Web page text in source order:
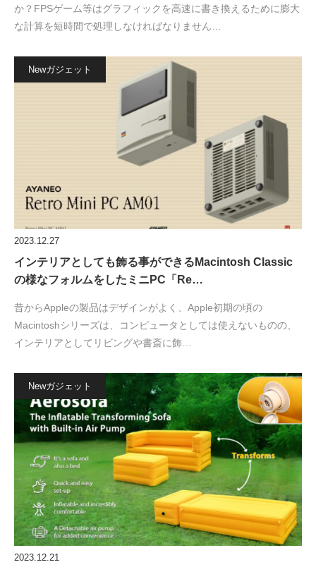
か？FPSゲーム等はグラフィックを高速に書き換えるために膨大
な計算を短時間で処理しなければなりません…
Newガジェット
2023.12.27
インテリアとしても飾る事ができるMacintosh Classic
の様なフォルムをしたミニPC「Re…
昔からAppleの製品はデザインがよく、Apple初期の頃の
Macintoshシリーズは、コンピュータとしては使えないものの、
インテリアとしてリビングや書斎に飾…
Newガジェット
2023.12.21